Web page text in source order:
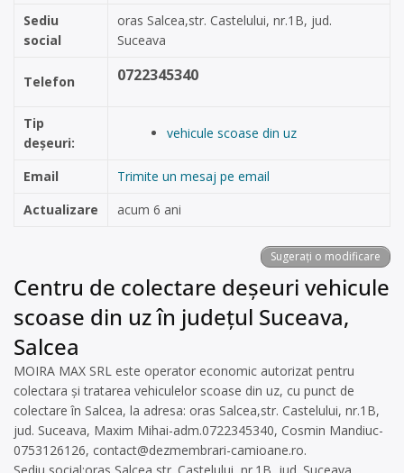
Sediu
social
oras Salcea,str. Castelului, nr.1B, jud.
Suceava
Telefon 0722345340
Tip
deșeuri:
vehicule scoase din uz
Email
Trimite un mesaj pe email
Actualizare
acum 6 ani
Sugerați o modificare
Centru de colectare deșeuri vehicule
scoase din uz în județul Suceava,
Salcea
MOIRA MAX SRL este operator economic autorizat pentru
colectara și tratarea vehiculelor scoase din uz, cu punct de
colectare în Salcea, la adresa: oras Salcea,str. Castelului, nr.1B,
jud. Suceava, Maxim Mihai-adm.0722345340, Cosmin Mandiuc-
0753126126, contact@dezmembrari-camioane.ro.